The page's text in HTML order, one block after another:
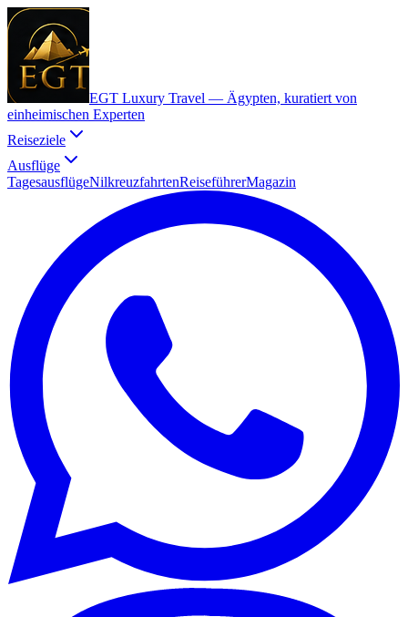
EGT Luxury Travel — Ägypten, kuratiert von
einheimischen Experten
Reiseziele
Ausflüge
TagesausflügeNilkreuzfahrtenReiseführerMagazin